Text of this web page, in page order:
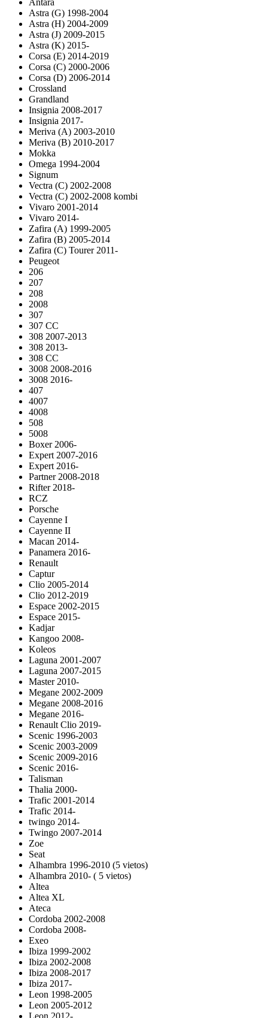
Antara
Astra (G) 1998-2004
Astra (H) 2004-2009
Astra (J) 2009-2015
Astra (K) 2015-
Corsa (E) 2014-2019
Corsa (C) 2000-2006
Corsa (D) 2006-2014
Crossland
Grandland
Insignia 2008-2017
Insignia 2017-
Meriva (A) 2003-2010
Meriva (B) 2010-2017
Mokka
Omega 1994-2004
Signum
Vectra (C) 2002-2008
Vectra (C) 2002-2008 kombi
Vivaro 2001-2014
Vivaro 2014-
Zafira (A) 1999-2005
Zafira (B) 2005-2014
Zafira (C) Tourer 2011-
Peugeot
206
207
208
2008
307
307 CC
308 2007-2013
308 2013-
308 CC
3008 2008-2016
3008 2016-
407
4007
4008
508
5008
Boxer 2006-
Expert 2007-2016
Expert 2016-
Partner 2008-2018
Rifter 2018-
RCZ
Porsche
Cayenne I
Cayenne II
Macan 2014-
Panamera 2016-
Renault
Captur
Clio 2005-2014
Clio 2012-2019
Espace 2002-2015
Espace 2015-
Kadjar
Kangoo 2008-
Koleos
Laguna 2001-2007
Laguna 2007-2015
Master 2010-
Megane 2002-2009
Megane 2008-2016
Megane 2016-
Renault Clio 2019-
Scenic 1996-2003
Scenic 2003-2009
Scenic 2009-2016
Scenic 2016-
Talisman
Thalia 2000-
Trafic 2001-2014
Trafic 2014-
twingo 2014-
Twingo 2007-2014
Zoe
Seat
Alhambra 1996-2010 (5 vietos)
Alhambra 2010- ( 5 vietos)
Altea
Altea XL
Ateca
Cordoba 2002-2008
Cordoba 2008-
Exeo
Ibiza 1999-2002
Ibiza 2002-2008
Ibiza 2008-2017
Ibiza 2017-
Leon 1998-2005
Leon 2005-2012
Leon 2012-